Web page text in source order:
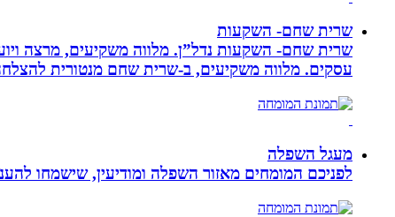
שרית שחם- השקעות
שרית שחם- השקעות נדל”ן. מלווה משקיעים, מרצה
עסקים‏. ‏מלווה משקיעים, ב-‏שרית שחם מנטורית
מעגל השפלה
לפניכם המומחים מאזור השפלה ומודיעין, שישמחו